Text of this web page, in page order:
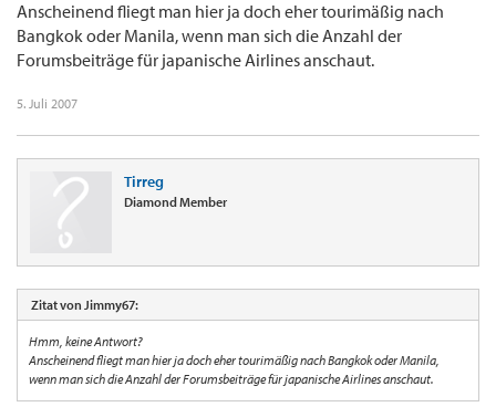
Anscheinend fliegt man hier ja doch eher tourimäßig nach
Bangkok oder Manila, wenn man sich die Anzahl der
Forumsbeiträge für japanische Airlines anschaut.
5. Juli 2007
Tirreg
Diamond Member
Zitat von Jimmy67:
Hmm, keine Antwort?
Anscheinend fliegt man hier ja doch eher tourimäßig nach Bangkok oder Manila,
wenn man sich die Anzahl der Forumsbeiträge für japanische Airlines anschaut.